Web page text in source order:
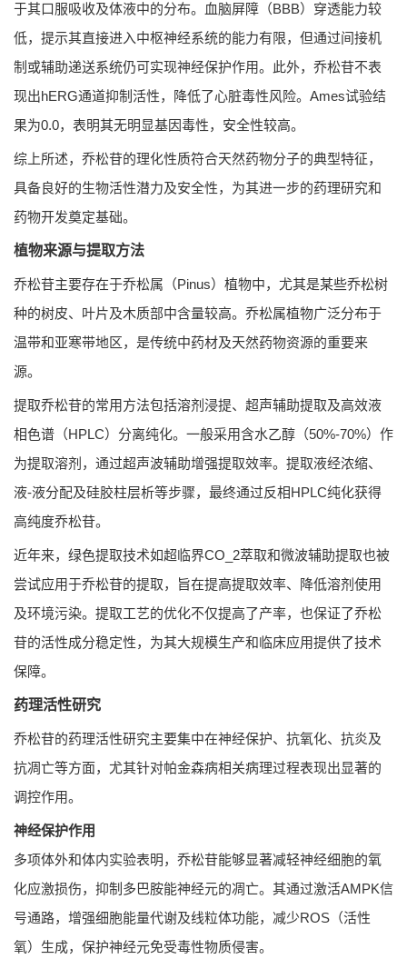
于其口服吸收及体液中的分布。血脑屏障（BBB）穿透能力较
低，提示其直接进入中枢神经系统的能力有限，但通过间接机
制或辅助递送系统仍可实现神经保护作用。此外，乔松苷不表
现出hERG通道抑制活性，降低了心脏毒性风险。Ames试验结
果为0.0，表明其无明显基因毒性，安全性较高。
综上所述，乔松苷的理化性质符合天然药物分子的典型特征，
具备良好的生物活性潜力及安全性，为其进一步的药理研究和
药物开发奠定基础。
植物来源与提取方法
乔松苷主要存在于乔松属（Pinus）植物中，尤其是某些乔松树
种的树皮、叶片及木质部中含量较高。乔松属植物广泛分布于
温带和亚寒带地区，是传统中药材及天然药物资源的重要来
源。
提取乔松苷的常用方法包括溶剂浸提、超声辅助提取及高效液
相色谱（HPLC）分离纯化。一般采用含水乙醇（50%-70%）作
为提取溶剂，通过超声波辅助增强提取效率。提取液经浓缩、
液-液分配及硅胶柱层析等步骤，最终通过反相HPLC纯化获得
高纯度乔松苷。
近年来，绿色提取技术如超临界CO_2萃取和微波辅助提取也被
尝试应用于乔松苷的提取，旨在提高提取效率、降低溶剂使用
及环境污染。提取工艺的优化不仅提高了产率，也保证了乔松
苷的活性成分稳定性，为其大规模生产和临床应用提供了技术
保障。
药理活性研究
乔松苷的药理活性研究主要集中在神经保护、抗氧化、抗炎及
抗凋亡等方面，尤其针对帕金森病相关病理过程表现出显著的
调控作用。
神经保护作用
多项体外和体内实验表明，乔松苷能够显著减轻神经细胞的氧
化应激损伤，抑制多巴胺能神经元的凋亡。其通过激活AMPK信
号通路，增强细胞能量代谢及线粒体功能，减少ROS（活性
氧）生成，保护神经元免受毒性物质侵害。